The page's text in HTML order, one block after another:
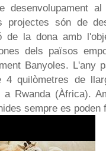
desenvolupament
projectes són de
la dona amb
dels països
Banyoles. L'any
4 quilòmetres de
a Rwanda (Àfrica).
sempre es poden